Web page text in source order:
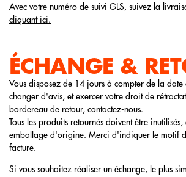
Avec votre numéro de suivi GLS, suivez la
cliquant ici.
ÉCHANGE &
Vous disposez de 14 jours à compter de la
changer d'avis, et exercer votre droit de
bordereau de retour, contactez-nous.
Tous les produits retournés doivent être
emballage d'origine. Merci d'indiquer le motif
facture.
Si vous souhaitez réaliser un échange, le plus